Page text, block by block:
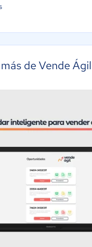
trabajadores
/ Viajes
de Vende Ágil